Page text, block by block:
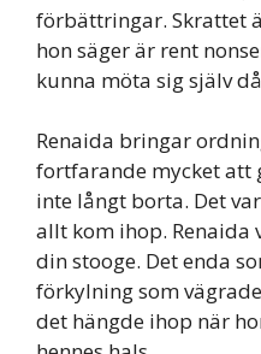
förbättringar. Skrattet
hon säger är rent
kunna möta sig själv
Renaida bringar
fortfarande mycket att
inte långt borta. Det
allt kom ihop. Renaida
din stooge. Det enda
förkylning som
det hängde ihop när